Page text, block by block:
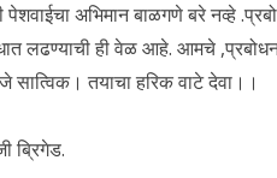
पेशवाईचा अभिमान बाळगणे बरे नव्हे
लढण्याची ही वेळ आहे. आमचे
सात्विक। तयाचा हरिक वाटे देवा।।
ब्रिगेड.